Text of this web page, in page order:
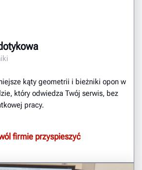
kąty geometrii i bieżniki opon w
który odwiedza Twój serwis, bez
pracy.
firmie przyspieszyć